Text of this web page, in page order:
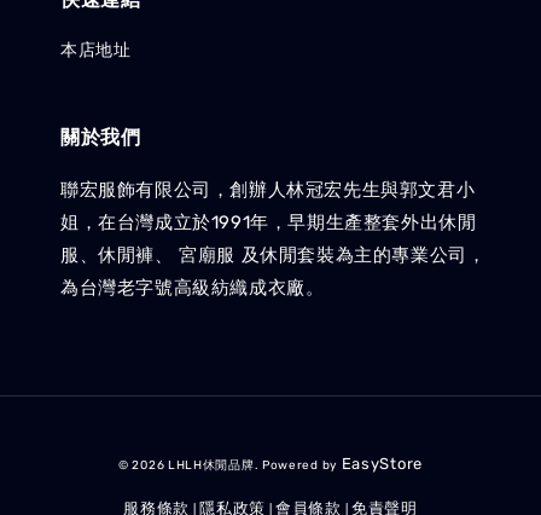
本店地址
關於我們
聯宏服飾有限公司，創辦人林冠宏先生與郭文君小
姐，在台灣成立於1991年，早期生產整套外出休閒
服、休閒褲、 宮廟服 及休閒套裝為主的專業公司，
為台灣老字號高級紡織成衣廠。
© 2026 LHLH休閒品牌. Powered by EasyStore
服務條款 隱私政策 |會員條款 免責聲明